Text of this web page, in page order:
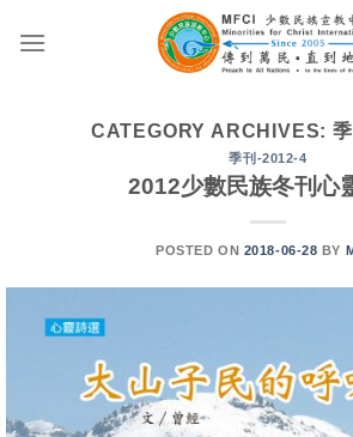
CATEGORY ARCHIVES:
季刊-2012-4
2012少數民族冬刊心
POSTED ON 2018-06-28 BY